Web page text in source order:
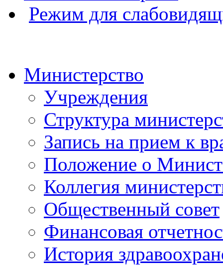
Режим для
Министерство
Учреждения
Структура
Запись на прием к
Положение о
Коллегия
Общественный совет
Финансовая
История